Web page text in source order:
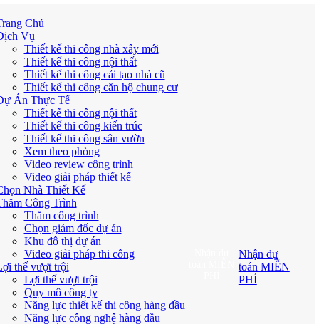
Chủ
Vụ
Thiết kế thi công nhà xây mới
Thiết kế thi công nội thất
Thiết kế thi công cải tạo nhà cũ
Thiết kế thi công căn hộ chung cư
Án Thực Tế
Thiết kế thi công nội thất
Thiết kế thi công kiến trúc
Thiết kế thi công sân vườn
Xem theo phòng
Video review công trình
Video giải pháp thiết kế
Nhà Thiết Kế
Công Trình
Thăm công trình
Chọn giám đốc dự án
Khu đô thị dự án
Video giải pháp thi công
thế vượt trội
Lợi thế vượt trội
Quy mô công ty
Năng lực thiết kế thi công hàng đầu
Năng lực công nghệ hàng đầu
Nhận dự
toán MIỄN
PHÍ